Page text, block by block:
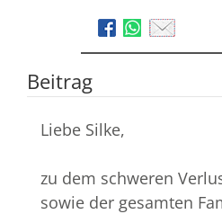
Beitrag
Liebe Silke,
zu dem schweren
sowie der gesamten